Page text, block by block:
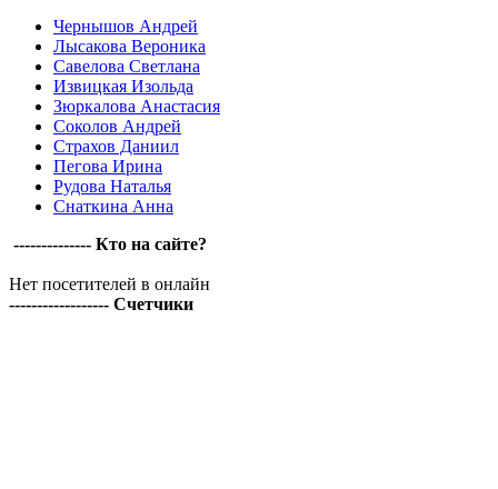
Чернышов Андрей
Лысакова Вероника
Савелова Светлана
Извицкая Изольда
Зюркалова Анастасия
Соколов Андрей
Страхов Даниил
Пегова Ирина
Рудова Наталья
Снаткина Анна
-------------- Кто на сайте?
Нет посетителей в онлайн
------------------ Счетчики